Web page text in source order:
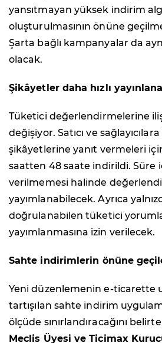
yansıtmayan yüksek indirim
oluşturulmasının önüne
Şarta bağlı kampanyalar da
olacak.
Şikâyetler daha hızlı
Tüketici değerlendirmelerine
değişiyor. Satıcı ve
şikâyetlerine yanıt vermeleri
saatten 48 saate indirildi. Süre
verilmemesi halinde
yayımlanabilecek. Ayrıca
doğrulanabilen tüketici
yayımlanmasına izin verilecek.
Sahte indirimlerin önüne
Yeni düzenlemenin e-ticarette
tartışılan sahte indirim
ölçüde sınırlandıracağını
Meclis Üyesi ve Ticimax